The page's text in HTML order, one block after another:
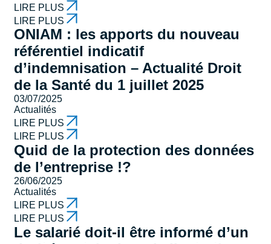
LIRE PLUS
LIRE PLUS
ONIAM : les apports du nouveau
référentiel indicatif
d’indemnisation – Actualité Droit
de la Santé du 1 juillet 2025
03/07/2025
Actualités
LIRE PLUS
LIRE PLUS
Quid de la protection des données
de l’entreprise !?
26/06/2025
Actualités
LIRE PLUS
LIRE PLUS
Le salarié doit-il être informé d’un